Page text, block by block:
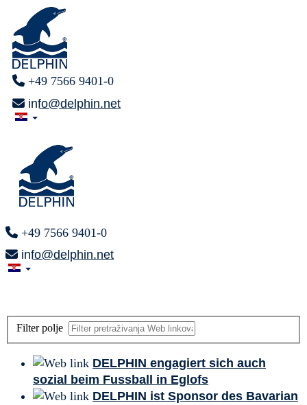
+49 7566 9401-0
info@delphin.net
+49 7566 9401-0
info@delphin.net
Filter polje
DELPHIN engagiert sich auch
sozial beim Fussball in Eglofs
DELPHIN ist Sponsor des Bavarian